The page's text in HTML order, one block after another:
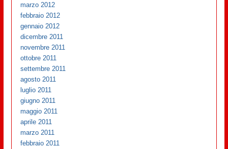
marzo 2012
febbraio 2012
gennaio 2012
dicembre 2011
novembre 2011
ottobre 2011
settembre 2011
agosto 2011
luglio 2011
giugno 2011
maggio 2011
aprile 2011
marzo 2011
febbraio 2011